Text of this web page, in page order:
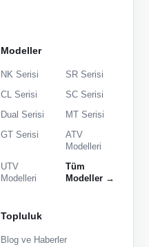
Modeller
NK Serisi
SR Serisi
CL Serisi
SC Serisi
Dual Serisi
MT Serisi
GT Serisi
ATV
Modelleri
UTV
Modelleri
Tüm
Modeller →
Topluluk
Blog ve Haberler